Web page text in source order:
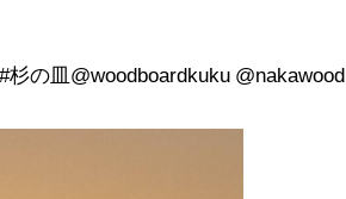
の皿@woodboardkuku @nakawood